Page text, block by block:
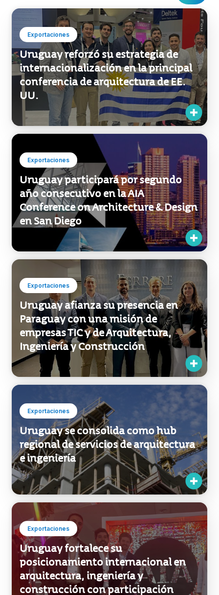
Exportaciones
Uruguay reforzó su estrategia de
internacionalización en la principal
conferencia de arquitectura de EE.
UU.
Exportaciones
Uruguay participará por segundo
año consecutivo en la AIA
Conference on Architecture & Design
en San Diego
Exportaciones
Uruguay afianza su presencia en
Paraguay con una misión de
empresas TIC y de Arquitectura,
Ingeniería y Construcción
Exportaciones
Uruguay se consolida como hub
regional de servicios de arquitectura
e ingeniería
Exportaciones
Uruguay fortalece su
posicionamiento internacional en
arquitectura, ingeniería y